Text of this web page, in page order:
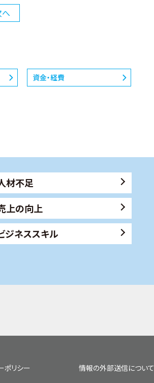
資金・経費
材不足
上の向上
ジネススキル
ポリシー 情報の外部送信について